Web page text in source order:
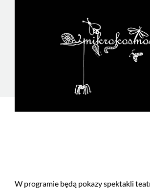
W programie będą pokazy spektakli